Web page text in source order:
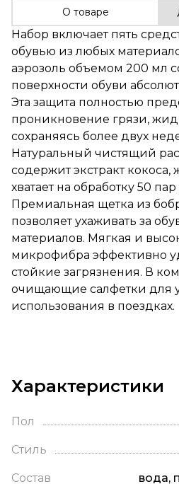
О товаре
Набор включает пять
обувью из любых
аэрозоль объемом 200 мл
поверхности обуви
Эта защита полностью
проникновение грязи,
сохраняясь более двух
Натуральный чистящий
содержит экстракт кокоса,
хватает на обработку 50
Премиальная щетка из
позволяет ухаживать за
материалов. Мягкая и
микрофибра эффективно
стойкие загрязнения. В
очищающие салфетки для
использования в поездках.
Характеристики
Пол
Стиль
Состав вода,